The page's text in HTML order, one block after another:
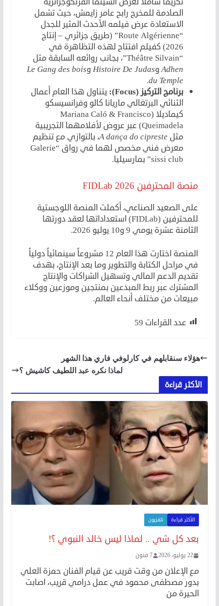
الصادمة للمخرج رابح عامر زايمش، حيث تشمل
الاستعادة عرض فيلمه الأحدث المثير للجدل
“Route Algérienne” (طريق جزائري – إنتاج
2026) كفيلم افتتاح لهذه التظاهرة في
“Théâtre Silvain”،
بجانب روائعه السابقة مثل
AdhenوHistoire De JudasوLe Gang des bois
du Temple
.
برنامج التركيز (Focus):
يتناول هذا العام أعمال
الثنائي البرتغالي ماريانا كالو وفرانسيسكو
كيماديلا (Mariana Caló & Francisco
Queimadela) عبر عروض لأفلامهما التجريبية
مثل A dança do cipreste، بالتوازي مع تنظيم
معرض فني مخصص لهما في رواق “Galerie
sissi club” بمارسيليا.
منصة المحترفين FIDLab 2026
على الصعيد الصناعي، أكملت المنصة اللوجستية
للمحترفين (FIDLab) استعداداتها لعقد دورتها
الثامنة عشرة يومي 9 و10 يوليو 2026.
المنصة اختارت هذا العام 12 مشروعاً سينمائياً دولياً
في مراحل الكتابة والتطوير وما بعد الإنتاج، بهدف
تقديم الدعم المالي وتسهيل الشراكات والإنتاج
المشترك عبر ربط المبدعين بمنتجين وموزعين ووكلاء
مبيعات من مختلف أنحاء العالم.
عدد القراءات 59
هؤلاء سنقابلهم في كارلوفي فاري هذا الشهر
لماذا نكره عبد اللطيف كاشيش ؟
الأكثر قراءة
الأكثر قراءة تلفزيون
بعد كل شي .. لماذا ليس خالد النبوي ؟!
22 يوليو، 2026 7 فنون
مع الإعلان من وقت قريب عن قيام الفنان حمزة العلي
بدور مصطفى محمود في عمل درامي قريب، اصابت
الحيرة من